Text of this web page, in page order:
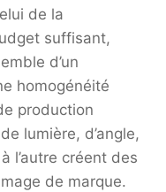
de la
suffisant,
d’un
homogénéité
production
lumière, d’angle,
l’autre créent des
de marque.